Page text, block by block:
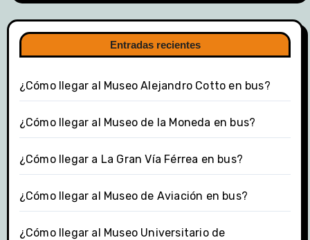
Entradas recientes
¿Cómo llegar al Museo Alejandro Cotto en bus?
¿Cómo llegar al Museo de la Moneda en bus?
¿Cómo llegar a La Gran Vía Férrea en bus?
¿Cómo llegar al Museo de Aviación en bus?
¿Cómo llegar al Museo Universitario de